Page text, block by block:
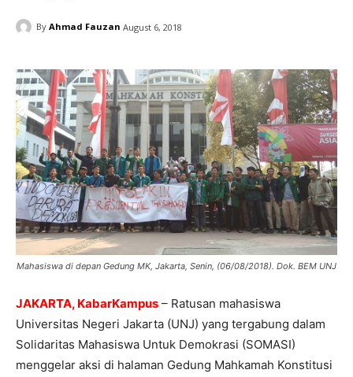
By Ahmad Fauzan August 6, 2018
Mahasiswa di depan Gedung MK, Jakarta, Senin, (06/08/2018). Dok. BEM UNJ
JAKARTA, KabarKampus – Ratusan mahasiswa
Universitas Negeri Jakarta (UNJ) yang tergabung dalam
Solidaritas Mahasiswa Untuk Demokrasi (SOMASI)
menggelar aksi di halaman Gedung Mahkamah Konstitusi